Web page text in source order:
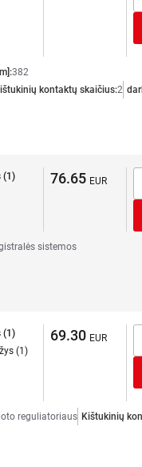
382
kontaktų skaičius:2
(1) 76.65
sistemos
(1)
(1)
69.30
reguliatoriaus Kištukinių